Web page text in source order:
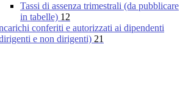
Tassi di assenza trimestrali (da pubblicare
in tabelle) 12
conferiti e autorizzati ai dipendenti
e non dirigenti) 21